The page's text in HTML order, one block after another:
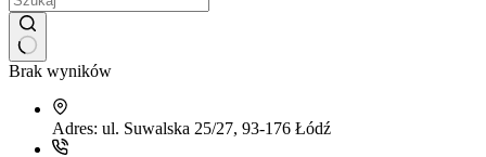
Brak wyników
Adres: ul. Suwalska 25/27, 93-176 Łódź